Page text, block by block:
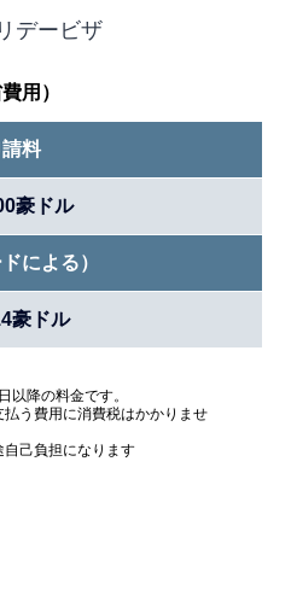
デービザ
用）
料
豪ドル
による）
豪ドル
降の料金です。
う費用に消費税はかかりませ
自己負担になります